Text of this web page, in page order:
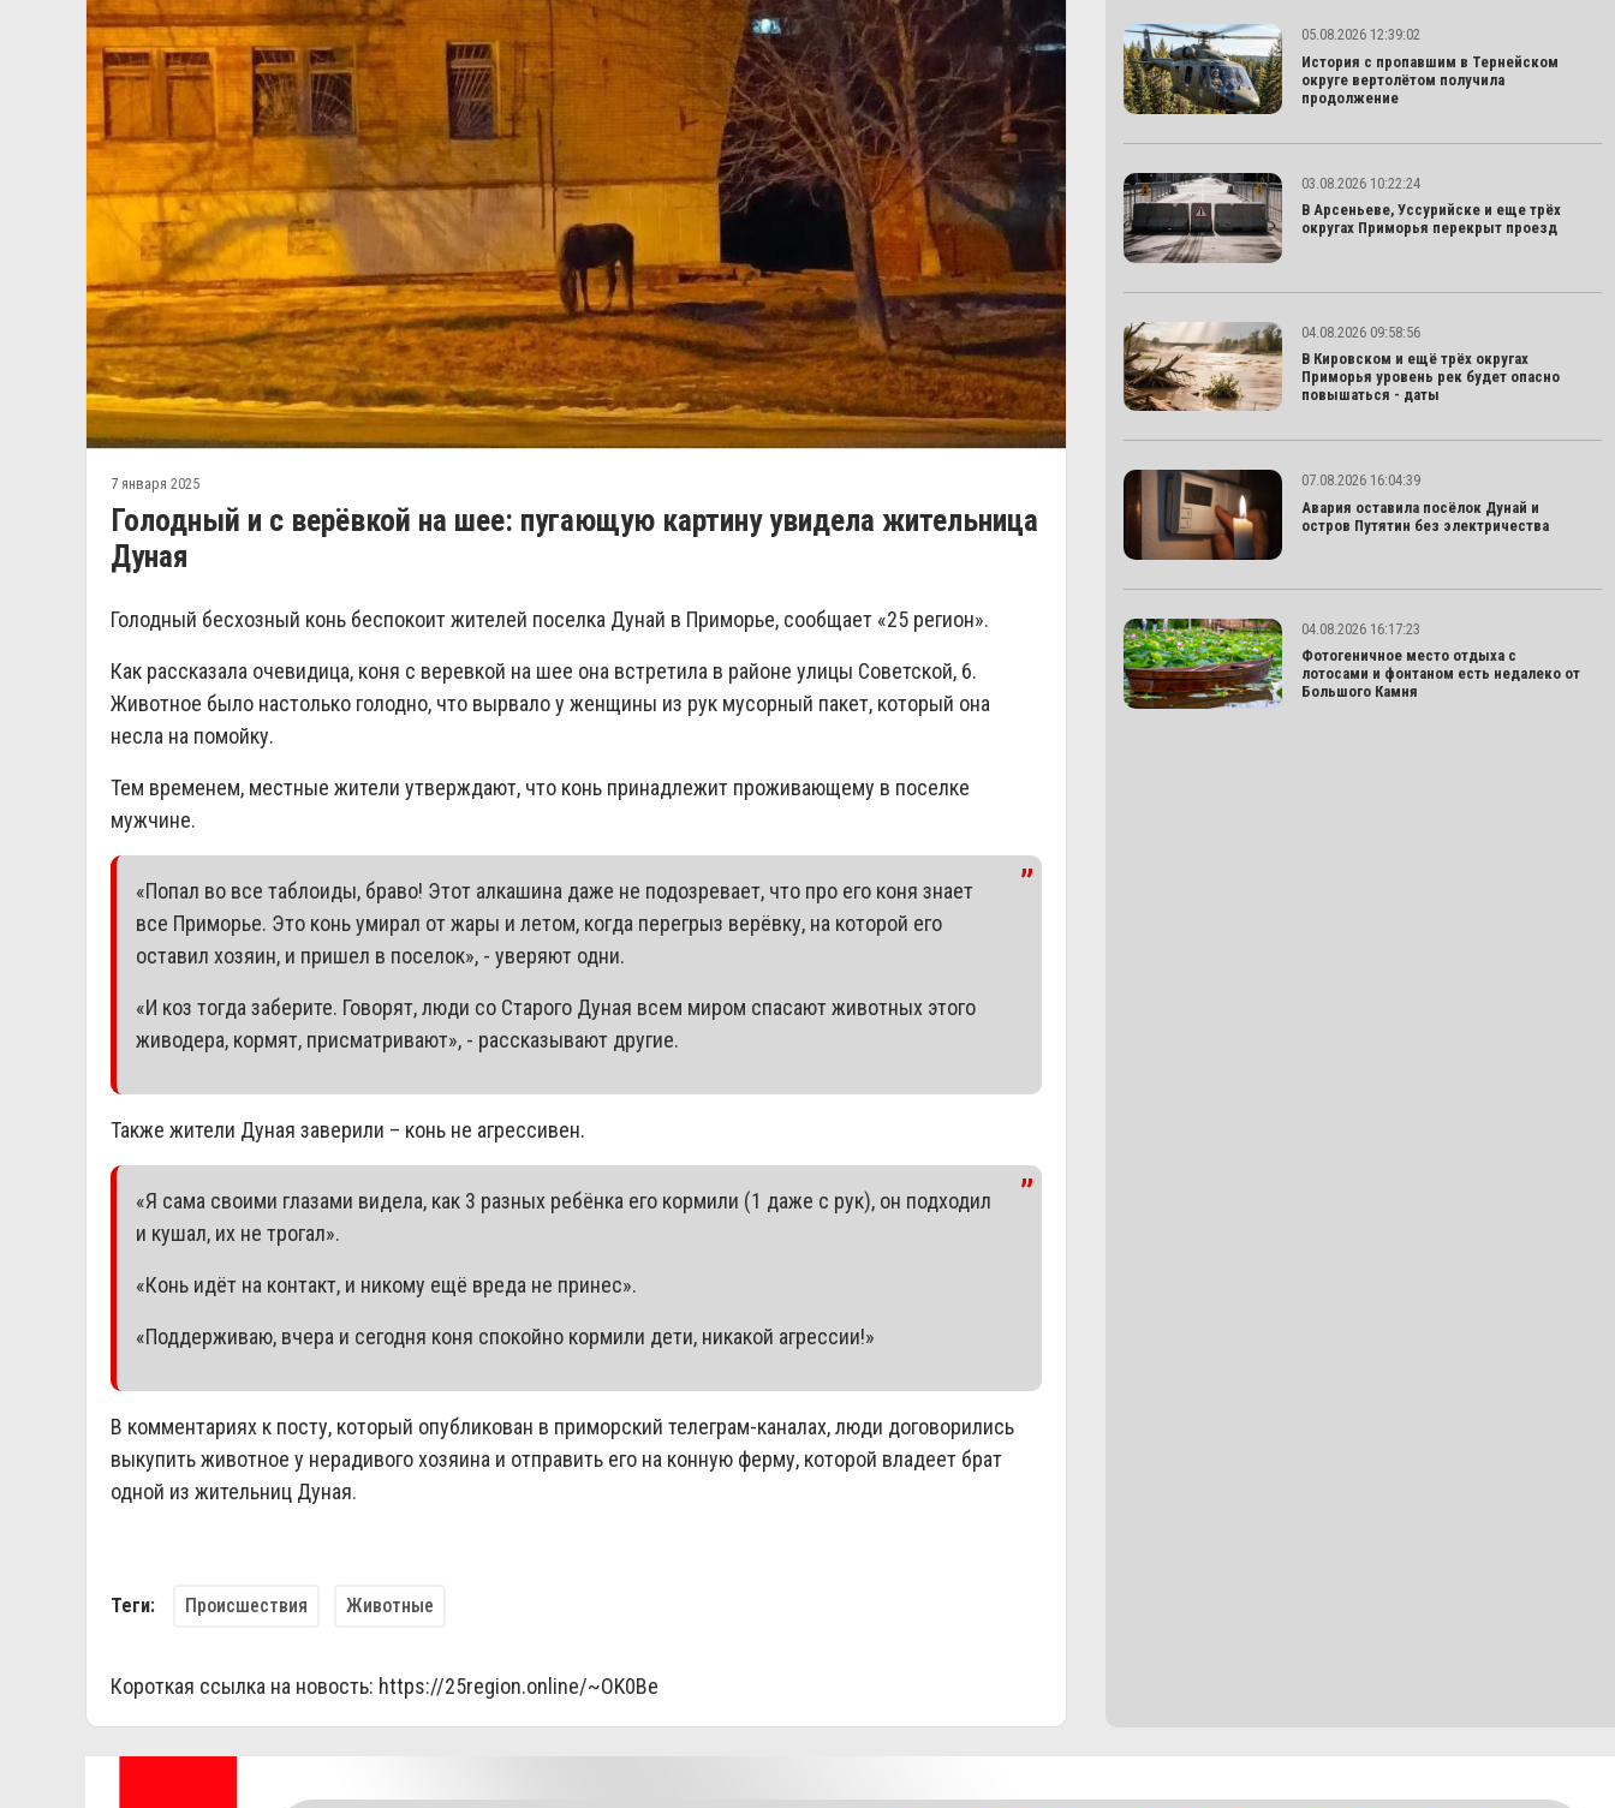
7 января 2025
Голодный и с верёвкой на шее: пугающую картину увидела жительница
Дуная
Голодный бесхозный конь беспокоит жителей поселка Дунай в Приморье, сообщает «25 регион».
Как рассказала очевидица, коня с веревкой на шее она встретила в районе улицы Советской, 6.
Животное было настолько голодно, что вырвало у женщины из рук мусорный пакет, который она
несла на помойку.
Тем временем, местные жители утверждают, что конь принадлежит проживающему в поселке
мужчине.
«Попал во все таблоиды, браво! Этот алкашина даже не подозревает, что про его коня знает
все Приморье. Это конь умирал от жары и летом, когда перегрыз верёвку, на которой его
оставил хозяин, и пришел в поселок», - уверяют одни.
«И коз тогда заберите. Говорят, люди со Старого Дуная всем миром спасают животных этого
живодера, кормят, присматривают», - рассказывают другие.
Также жители Дуная заверили – конь не агрессивен.
«Я сама своими глазами видела, как 3 разных ребёнка его кормили (1 даже с рук), он подходил
и кушал, их не трогал».
«Конь идёт на контакт, и никому ещё вреда не принес».
«Поддерживаю, вчера и сегодня коня спокойно кормили дети, никакой агрессии!»
В комментариях к посту, который опубликован в приморский телеграм-каналах, люди договорились
выкупить животное у нерадивого хозяина и отправить его на конную ферму, которой владеет брат
одной из жительниц Дуная.
Теги: Происшествия Животные
Короткая ссылка на новость: https://25region.online/~OK0Be
05.08.2026 12:39:02
История с пропавшим в Тернейском
округе вертолётом получила
продолжение
03.08.2026 10:22:24
В Арсеньеве, Уссурийске и еще трёх
округах Приморья перекрыт проезд
04.08.2026 09:58:56
В Кировском и ещё трёх округах
Приморья уровень рек будет опасно
повышаться - даты
07.08.2026 16:04:39
Авария оставила посёлок Дунай и
остров Путятин без электричества
04.08.2026 16:17:23
Фотогеничное место отдыха с
лотосами и фонтаном есть недалеко от
Большого Камня